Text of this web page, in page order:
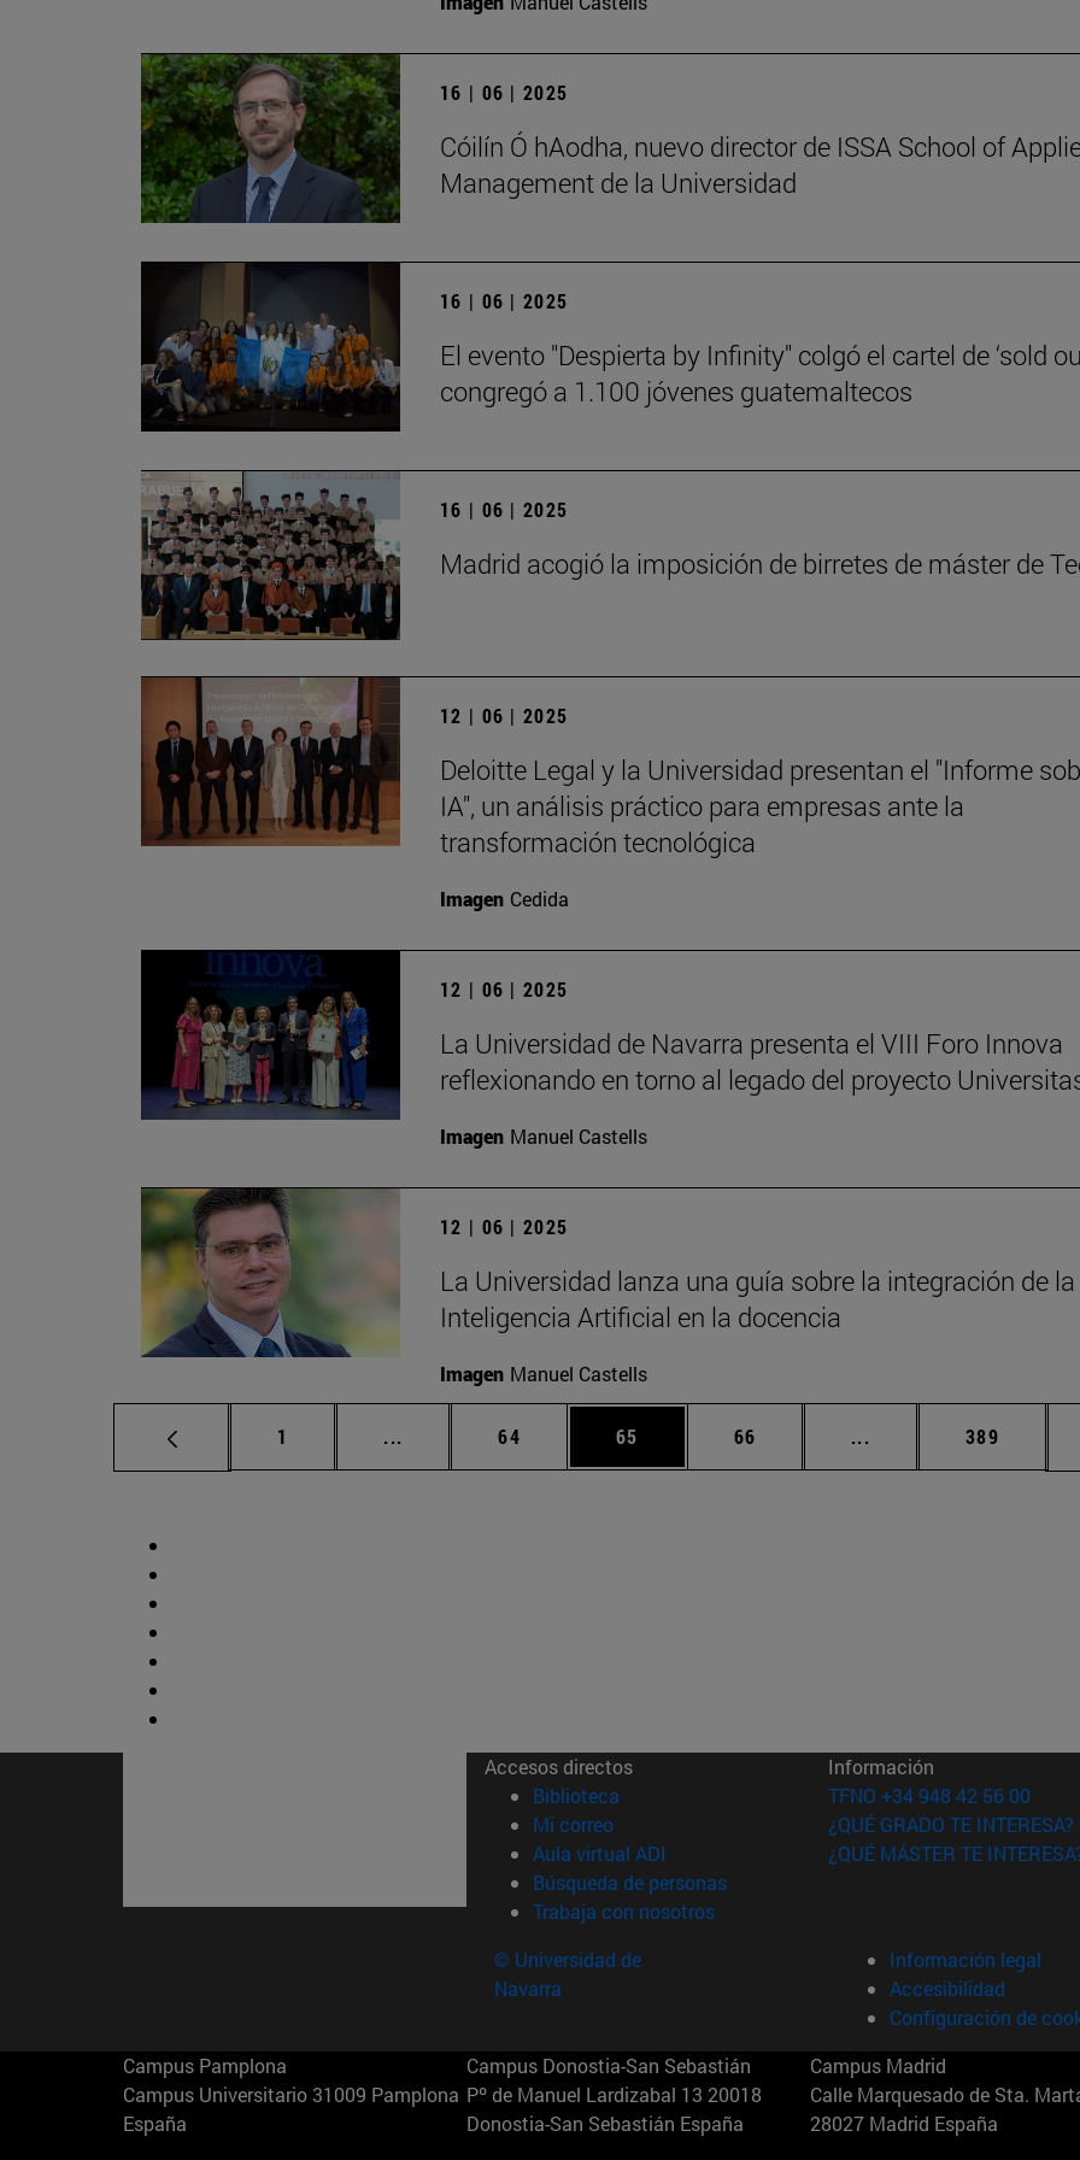
16 | 06 | 2025
Cóilín Ó hAodha, nuevo director de ISSA School of
Management de la Universidad
16 | 06 | 2025
El evento "Despierta by Infinity" colgó el cartel de ‘sold
congregó a 1.100 jóvenes guatemaltecos
16 | 06 | 2025
Madrid acogió la imposición de birretes de máster de
12 | 06 | 2025
Deloitte Legal y la Universidad presentan el "Informe
IA", un análisis práctico para empresas ante la
transformación tecnológica
Imagen Cedida
12 | 06 | 2025
La Universidad de Navarra presenta el VIII Foro Innova
reflexionando en torno al legado del proyecto
Imagen Manuel Castells
12 | 06 | 2025
La Universidad lanza una guía sobre la integración de la
Inteligencia Artificial en la docencia
Imagen Manuel Castells
Página
1 ... Páginas intermedias Use TAB para desplazarse.
Página
64 Página
65 Página
66 ... Páginas intermedias
Página
389
Accesos directos
Biblioteca (abre en nueva ventana)
Mi correo(abre en nueva ventana)
Aula virtual ADI (abre en nueva ventana)
Búsqueda de personas(abre en nueva ventana)
Trabaja con nosotros(abre en nueva ventana)
Información
TFNO +34 948 42 56 00
¿QUÉ GRADO TE INTERESA?
¿QUÉ MÁSTER TE
© Universidad de
Navarra
Información legal
Accesibilidad
Configuración de
Campus Pamplona
Campus Universitario 31009 Pamplona
España
Campus Donostia-San Sebastián
Pº de Manuel Lardizabal 13 20018
Donostia-San Sebastián España
Campus Madrid
Calle Marquesado de Sta.
28027 Madrid España